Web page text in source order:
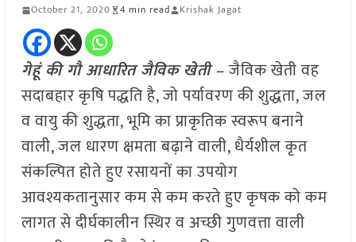
October 21, 2020 4 min read Krishak Jagat
गेहूं की गौ आधारित जैविक खेती –जैविक खेती वह
सदाबहार कृषि पद्धति है, जो पर्यावरण की शुद्धता, जल
व वायु की शुद्धता, भूमि का प्राकृतिक स्वरूप बनाने
वाली, जल धारण क्षमता बढ़ाने वाली, धैर्यशील कृत
संकल्पित होते हुए रसायनों का उपयोग
आवश्यकतानुसार कम से कम करते हुए कृषक को कम
लागत से दीर्घकालीन स्थिर व अच्छी गुणवत्ता वाली